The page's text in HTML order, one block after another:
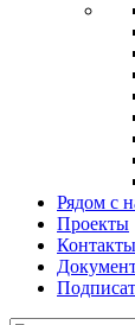
Рядом с
Проекты
Контакты